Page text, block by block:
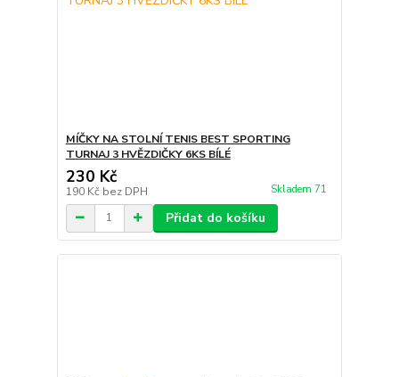
MÍČKY NA STOLNÍ TENIS BEST SPORTING
TURNAJ 3 HVĚZDIČKY 6KS BÍLÉ
230 Kč
190 Kč bez DPH Skladem 71
Přidat do košíku